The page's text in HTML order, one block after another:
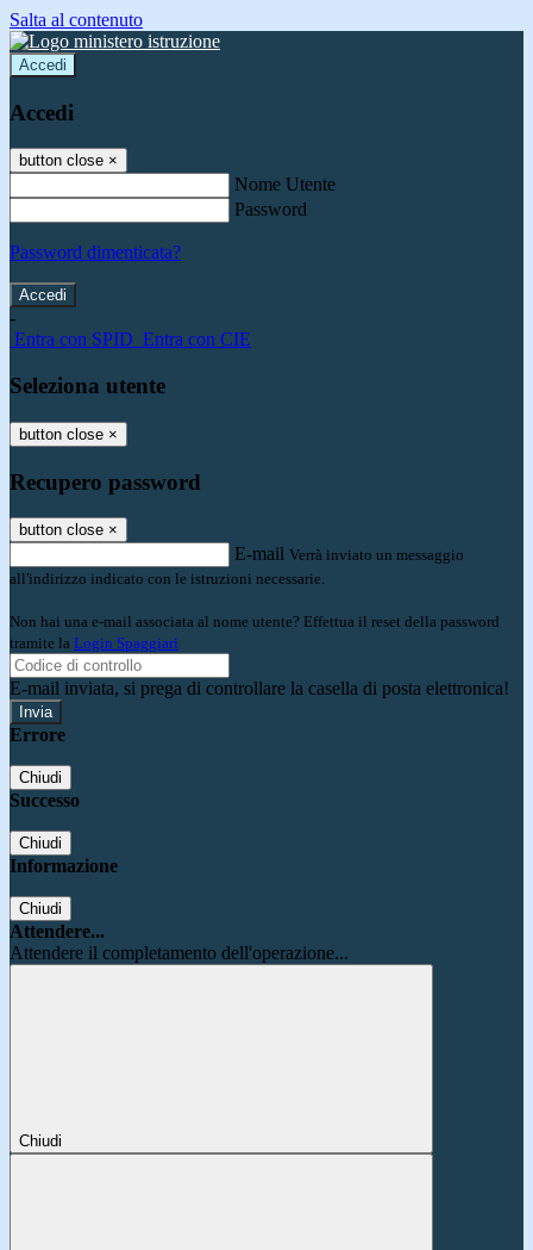
Salta al contenuto
Accedi
Accedi
button close ×
Nome Utente
Password
Password dimenticata?
-
Entra con SPID Entra con CIE
Seleziona utente
button close ×
Recupero password
button close ×
E-mail Verrà inviato un messaggio
all'indirizzo indicato con le istruzioni necessarie.
Non hai una e-mail associata al nome utente? Effettua il reset della password
tramite la Login Spaggiari
E-mail inviata, si prega di controllare la casella di posta elettronica!
Errore
Chiudi
Successo
Chiudi
Informazione
Chiudi
Attendere...
Attendere il completamento dell'operazione...
Chiudi